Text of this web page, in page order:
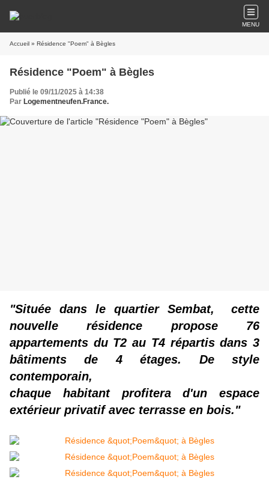
MENU
Accueil » Résidence "Poem" à Bègles
Résidence "Poem" à Bègles
Publié le 09/11/2025 à 14:38
Par Logementneufen.France.
"Située dans le quartier Sembat, cette
nouvelle résidence propose 76
appartements du T2 au T4 répartis dans 3
bâtiments de 4 étages. De style
contemporain,
chaque habitant profitera d'un espace
extérieurprivatif avec terrasse en bois."